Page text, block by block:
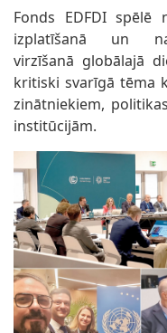
Fonds EDFDI
izplatīšanā un
virzīšanā globālajā
kritiski svarīgā tēma
zinātniekiem,
institūcijām.